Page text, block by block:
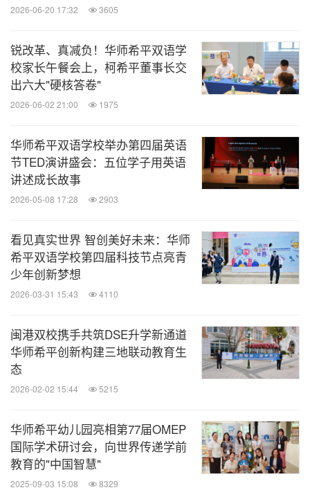
开放日时间： 2025年12月27日（周六） 08:30-
邀约对象： 有意向海外升学规划的学生家庭
咨询热线： 400-1077-377
消息来源：华东师范大学希平双语学校
美通说传播
美通社专注企业传播，为您分享全球范围内
市场公关、品牌营销、企业传播领域的最新
关键词：
2026-06-20 17:32 3605
锐改革、真减负！华师希平双语学
校家长午餐会上，柯希平董事长交
出六大"硬核答卷"
2026-06-02 21:00 1975
华师希平双语学校举办第四届英语
节TED演讲盛会：五位学子用英语
讲述成长故事
2026-05-08 17:28 2903
看见真实世界 智创美好未来：华师
希平双语学校第四届科技节点亮青
少年创新梦想
2026-03-31 15:43 4110
闽港双校携手共筑DSE升学新通道
华师希平创新构建三地联动教育生
态
2026-02-02 15:44 5215
华师希平幼儿园亮相第77届OMEP
国际学术研讨会，向世界传递学前
教育的"中国智慧"
2025-09-03 15:08 8329